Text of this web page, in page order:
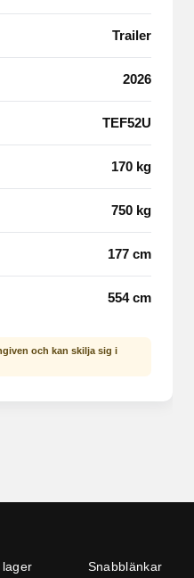
Trailer
2026
TEF52U
170 kg
750 kg
177 cm
554 cm
och kan skilja sig i
lager Snabblänkar